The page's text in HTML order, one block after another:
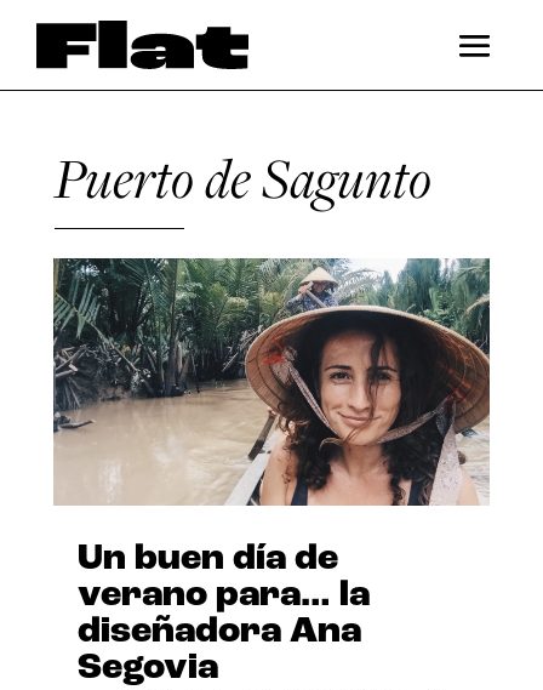
Puerto de Sagunto
Un buen día de
verano para… la
diseñadora Ana
Segovia